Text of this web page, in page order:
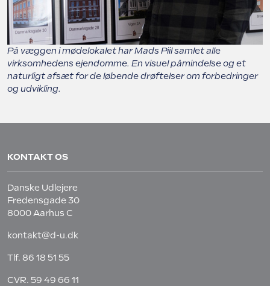
På væggen i mødelokalet har Mads Piil samlet alle
virksomhedens ejendomme. En visuel påmindelse og et
naturligt afsæt for de løbende drøftelser om forbedringer
og udvikling.
KONTAKT OS
Danske Udlejere
Fredensgade 30
8000 Aarhus C
kontakt@d-u.dk
Tlf. 86 18 51 55
CVR. 59 49 66 11